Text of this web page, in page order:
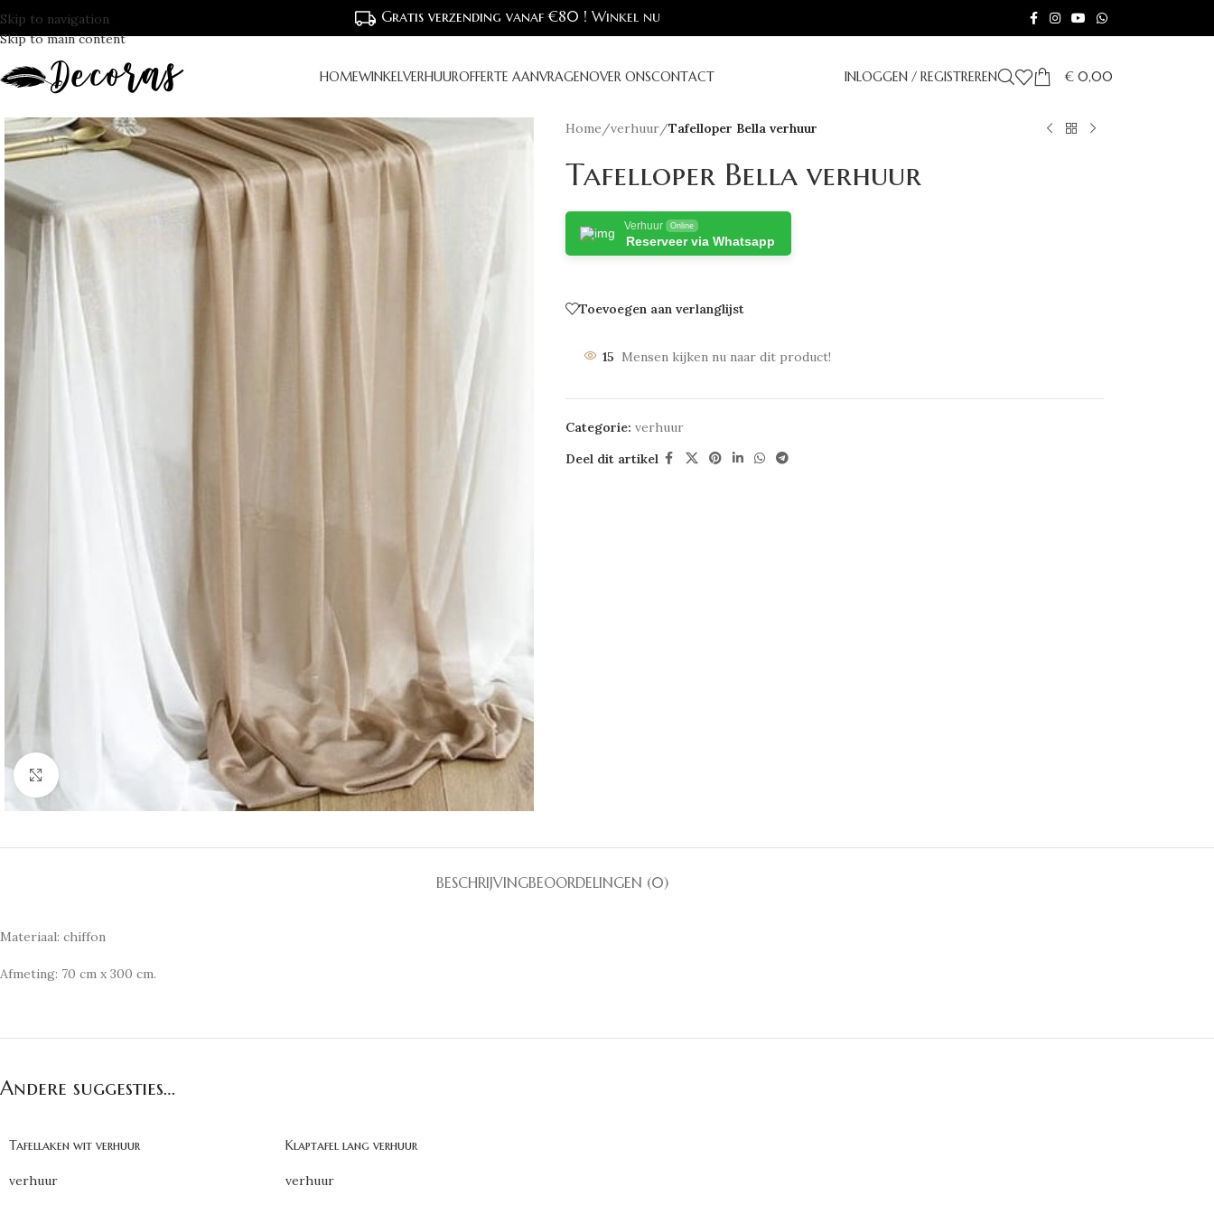
Skip to navigation
Skip to main content
Gratis verzending vanaf €80 ! Winkel nu
HOMEWINKELVERHUUROFFERTE AANVRAGENOVER ONSCONTACT INLOGGEN / REGISTREREN € 0,00
Home/verhuur/Tafelloper Bella verhuur
Tafelloper Bella verhuur
Verhuur Online
Reserveer via Whatsapp
Toevoegen aan verlanglijst
15 Mensen kijken nu naar dit product!
Categorie: verhuur
Deel dit artikel
BESCHRIJVINGBEOORDELINGEN (0)
Materiaal: chiffon
Afmeting: 70 cm x 300 cm.
Andere suggesties…
Tafellaken wit verhuur
verhuur
Klaptafel lang verhuur
verhuur